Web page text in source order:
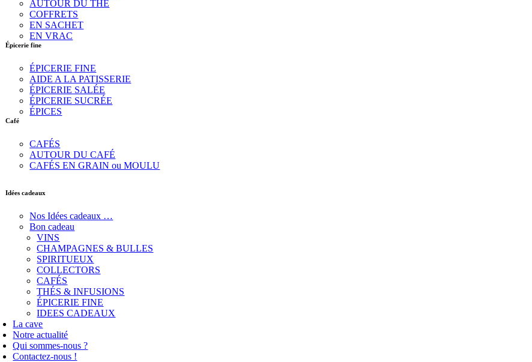
AUTOUR DU THÉ
COFFRETS
EN SACHET
EN VRAC
Épicerie fine
ÉPICERIE FINE
AIDE A LA PATISSERIE
ÉPICERIE SALÉE
ÉPICERIE SUCRÉE
ÉPICES
Café
CAFÉS
AUTOUR DU CAFÉ
CAFÉS EN GRAIN ou MOULU
Idées cadeaux
Nos Idées cadeaux …
Bon cadeau
VINS
CHAMPAGNES & BULLES
SPIRITUEUX
COLLECTORS
CAFÉS
THÉS & INFUSIONS
ÉPICERIE FINE
IDEES CADEAUX
La cave
Notre actualité
Qui sommes-nous ?
Contactez-nous !